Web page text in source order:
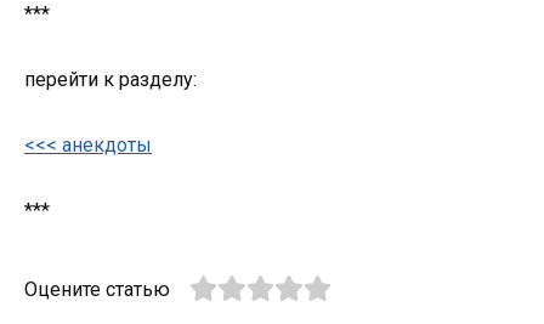
***
перейти к разделу:
<<< анекдоты
***
Оцените статью